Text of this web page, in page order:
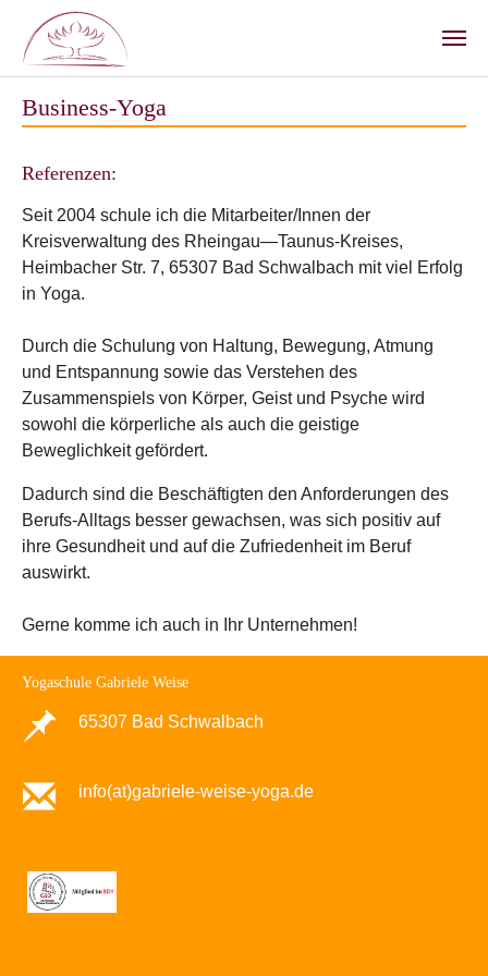
Business-Yoga
Referenzen:
Seit 2004 schule ich die Mitarbeiter/Innen der
Kreisverwaltung des Rheingau—Taunus-Kreises,
Heimbacher Str. 7, 65307 Bad Schwalbach mit viel Erfolg
in Yoga.
Durch die Schulung von Haltung, Bewegung, Atmung
und Entspannung sowie das Verstehen des
Zusammenspiels von Körper, Geist und Psyche wird
sowohl die körperliche als auch die geistige
Beweglichkeit gefördert.
Dadurch sind die Beschäftigten den Anforderungen des
Berufs-Alltags besser gewachsen, was sich positiv auf
ihre Gesundheit und auf die Zufriedenheit im Beruf
auswirkt.
Gerne komme ich auch in Ihr Unternehmen!
Yogaschule Gabriele Weise
65307 Bad Schwalbach
info(at)gabriele-weise-yoga.de